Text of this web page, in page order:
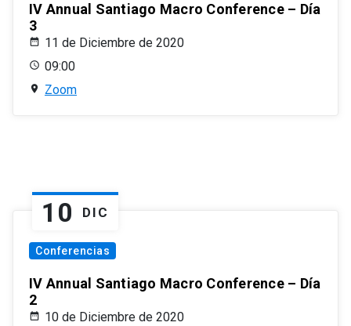
IV Annual Santiago Macro Conference – Día
3
11 de Diciembre de 2020
09:00
Zoom
10 DIC
Conferencias
IV Annual Santiago Macro Conference – Día
2
10 de Diciembre de 2020